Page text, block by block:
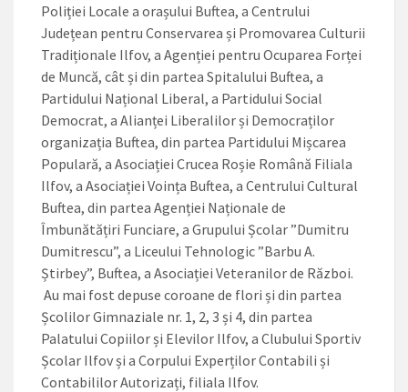
Poliției Locale a orașului Buftea, a Centrului
Județean pentru Conservarea și Promovarea Culturii
Tradiționale Ilfov, a Agenției pentru Ocuparea Forței
de Muncă, cât și din partea Spitalului Buftea, a
Partidului Național Liberal, a Partidului Social
Democrat, a Alianței Liberalilor și Democraților
organizația Buftea, din partea Partidului Mișcarea
Populară, a Asociației Crucea Roșie Română Filiala
Ilfov, a Asociației Voința Buftea, a Centrului Cultural
Buftea, din partea Agenției Naționale de
Îmbunătățiri Funciare, a Grupului Școlar ”Dumitru
Dumitrescu”, a Liceului Tehnologic ”Barbu A.
Știrbey”, Buftea, a Asociației Veteranilor de Război.
Au mai fost depuse coroane de flori și din partea
Școlilor Gimnaziale nr. 1, 2, 3 și 4, din partea
Palatului Copiilor și Elevilor Ilfov, a Clubului Sportiv
Școlar Ilfov și a Corpului Experților Contabili și
Contabililor Autorizați, filiala Ilfov.